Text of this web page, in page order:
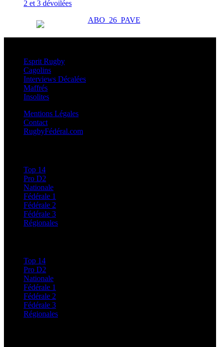
2 et 3 dévoilées
Esprit Rugby
Cagolins
Interviews Décalées
Maffrés
Insolites
Mentions Légales
Contact
RugbyFédéral.com
Top 14
Pro D2
Nationale
Fédérale 1
Fédérale 2
Fédérale 3
Régionales
Top 14
Pro D2
Nationale
Fédérale 1
Fédérale 2
Fédérale 3
Régionales